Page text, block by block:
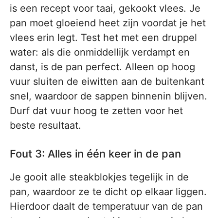
is een recept voor taai, gekookt vlees. Je
pan moet gloeiend heet zijn voordat je het
vlees erin legt. Test het met een druppel
water: als die onmiddellijk verdampt en
danst, is de pan perfect. Alleen op hoog
vuur sluiten de eiwitten aan de buitenkant
snel, waardoor de sappen binnenin blijven.
Durf dat vuur hoog te zetten voor het
beste resultaat.
Fout 3: Alles in één keer in de pan
Je gooit alle steakblokjes tegelijk in de
pan, waardoor ze te dicht op elkaar liggen.
Hierdoor daalt de temperatuur van de pan